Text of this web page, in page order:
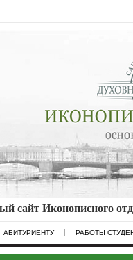
сайт Иконописного
АБИТУРИЕНТУ РАБОТЫ